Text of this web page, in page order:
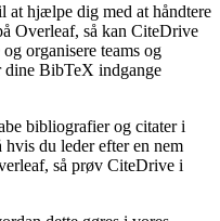
hjælpe dig med at håndtere
Overleaf, så kan CiteDrive
organisere teams og
dine BibTeX indgange
bibliografier og citater i
du leder efter en nem
så prøv CiteDrive i